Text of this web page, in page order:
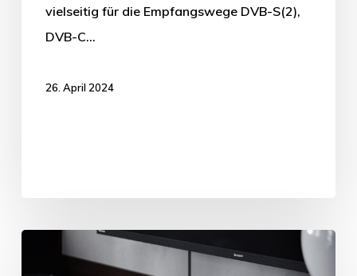
vielseitig für die Empfangswege DVB-S(2),
DVB-C…
26. April 2024